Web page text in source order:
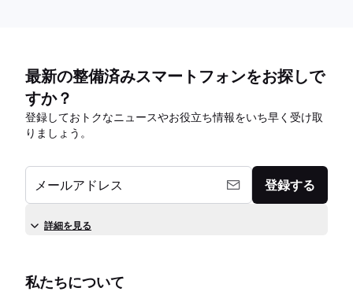
最新の整備済みスマートフォンをお探しで
すか？
登録しておトクなニュースやお役立ち情報をいち早く受け取
りましょう。
メールアドレス 登録する
詳細を見る
私たちについて